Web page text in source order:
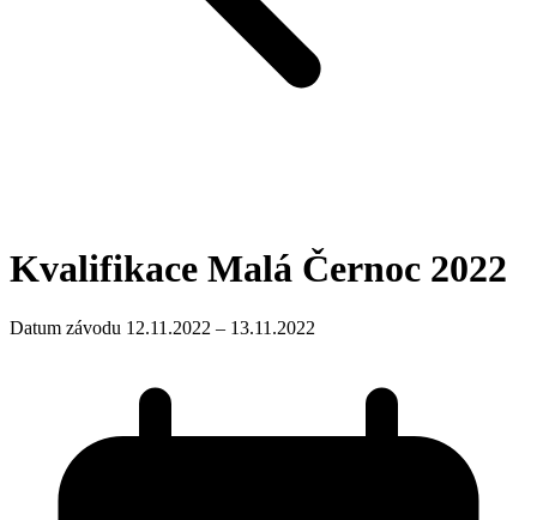
Kvalifikace Malá Černoc 2022
Datum závodu 12.11.2022 – 13.11.2022